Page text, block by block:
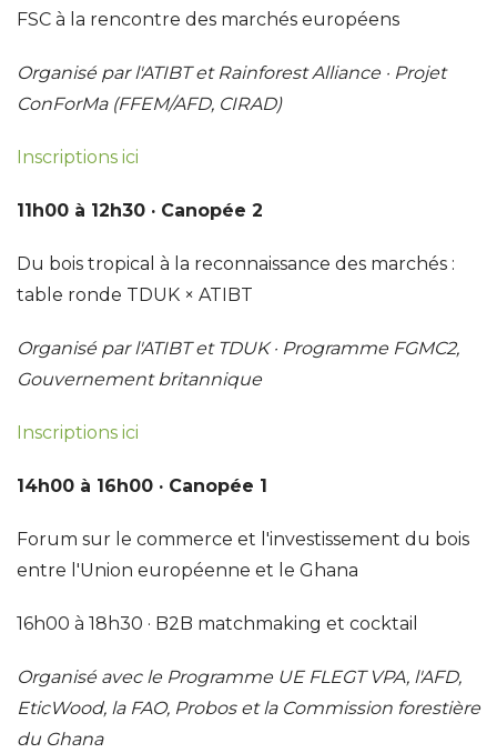
FSC à la rencontre des marchés européens
Organisé par l'ATIBT et Rainforest Alliance · Projet
ConForMa (FFEM/AFD, CIRAD)
Inscriptions ici
11h00 à 12h30 · Canopée 2
Du bois tropical à la reconnaissance des marchés :
table ronde TDUK × ATIBT
Organisé par l'ATIBT et TDUK · Programme FGMC2,
Gouvernement britannique
Inscriptions ici
14h00 à 16h00 · Canopée 1
Forum sur le commerce et l'investissement du bois
entre l'Union européenne et le Ghana
16h00 à 18h30 · B2B matchmaking et cocktail
Organisé avec le Programme UE FLEGT VPA, l'AFD,
EticWood, la FAO, Probos et la Commission forestière
du Ghana